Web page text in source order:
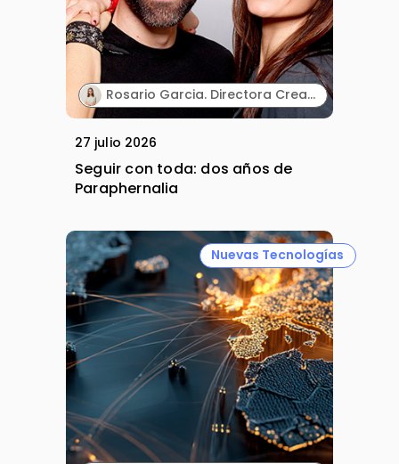
Rosario Garcia. Directora Creativa & Cofounder. Paraphernalia.
27 julio 2026
Seguir con toda: dos años de
Paraphernalia
Nuevas Tecnologías